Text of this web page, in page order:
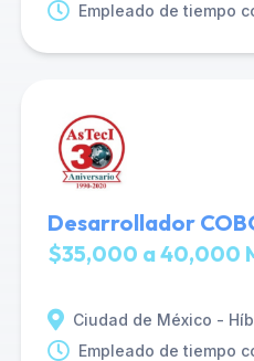
Empleado de tiempo
Desarrollador
$35,000 a 40,000
Ciudad de México -
Empleado de tiempo